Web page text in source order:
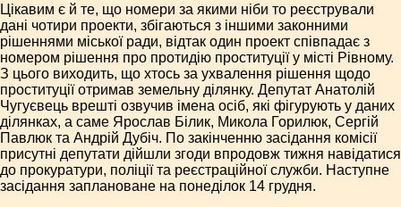
Цікавим є й те, що номери за якими ніби то реєстрували
дані чотири проекти, збігаються з іншими законними
рішеннями міської ради, відтак один проект співпадає з
номером рішення про протидію проституції у місті Рівному.
З цього виходить, що хтось за ухвалення рішення щодо
проституції отримав земельну ділянку. Депутат Анатолій
Чугуєвець врешті озвучив імена осіб, які фігурують у даних
ділянках, а саме Ярослав Білик, Микола Горилюк, Сергій
Павлюк та Андрій Дубіч. По закінченню засідання комісії
присутні депутати дійшли згоди впродовж тижня навідатися
до прокуратури, поліції та реєстраційної служби. Наступне
засідання заплановане на понеділок 14 грудня.